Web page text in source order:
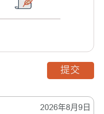
2026年8月9日
提交